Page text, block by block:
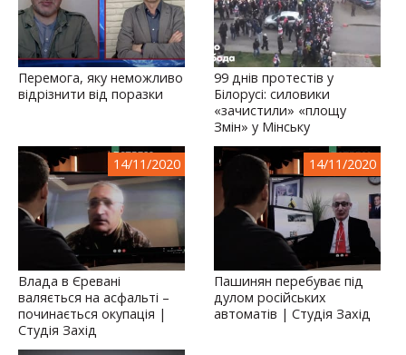
Перемога, яку неможливо
відрізнити від поразки
99 днів протестів у
Білорусі: силовики
«зачистили» «площу
Змін» у Мінську
14/11/2020
Влада в Єревані
валяється на асфальті –
починається окупація |
Студія Захід
14/11/2020
Пашинян перебуває під
дулом російських
автоматів | Студія Захід